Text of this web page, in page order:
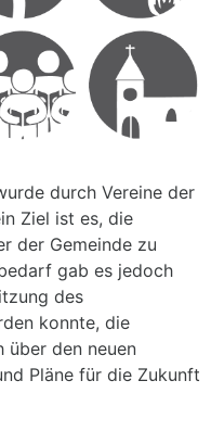
durch Vereine der
Ziel ist es, die
der Gemeinde zu
gab es jedoch
des
konnte, die
über den neuen
Pläne für die Zukunft